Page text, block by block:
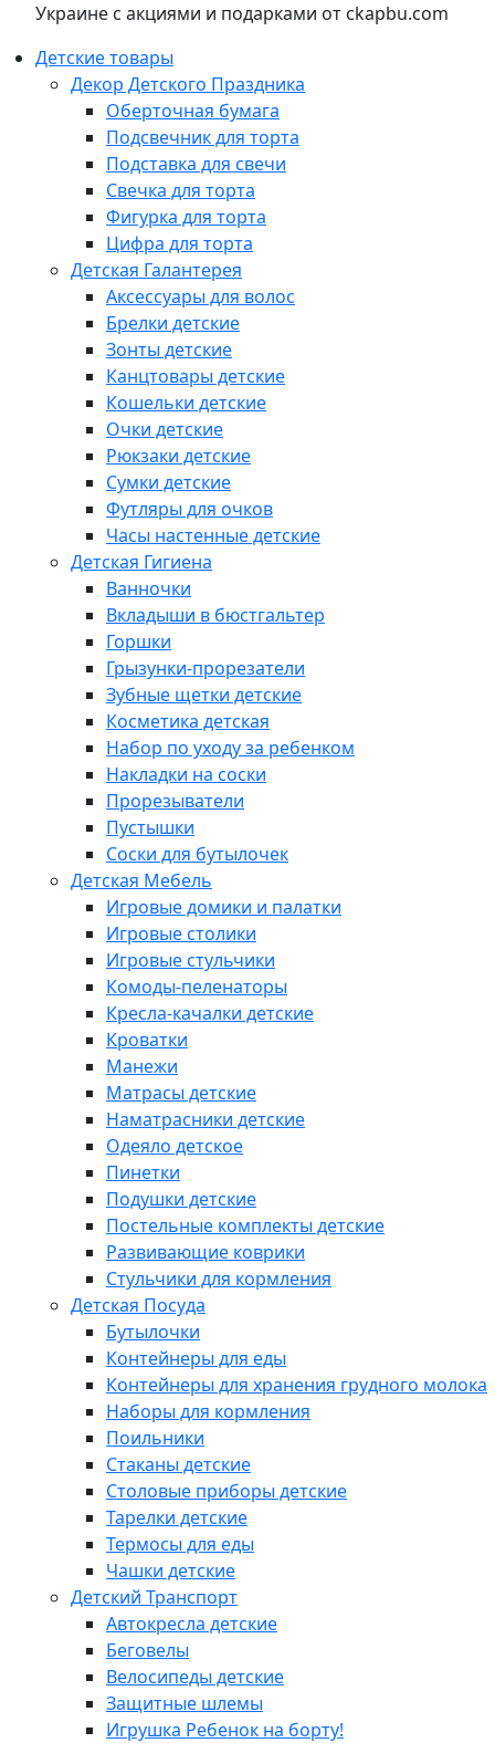
Украине с акциями и подарками от ckapbu.com
Детские товары
Декор Детского Праздника
Оберточная бумага
Подсвечник для торта
Подставка для свечи
Свечка для торта
Фигурка для торта
Цифра для торта
Детская Галантерея
Аксессуары для волос
Брелки детские
Зонты детские
Канцтовары детские
Кошельки детские
Очки детские
Рюкзаки детские
Сумки детские
Футляры для очков
Часы настенные детские
Детская Гигиена
Ванночки
Вкладыши в бюстгальтер
Горшки
Грызунки-прорезатели
Зубные щетки детские
Косметика детская
Набор по уходу за ребенком
Накладки на соски
Прорезыватели
Пустышки
Соски для бутылочек
Детская Мебель
Игровые домики и палатки
Игровые столики
Игровые стульчики
Комоды-пеленаторы
Кресла-качалки детские
Кроватки
Манежи
Матрасы детские
Наматрасники детские
Одеяло детское
Пинетки
Подушки детские
Постельные комплекты детские
Развивающие коврики
Стульчики для кормления
Детская Посуда
Бутылочки
Контейнеры для еды
Контейнеры для хранения грудного молока
Наборы для кормления
Поильники
Стаканы детские
Столовые приборы детские
Тарелки детские
Термосы для еды
Чашки детские
Детский Транспорт
Автокресла детские
Беговелы
Велосипеды детские
Защитные шлемы
Игрушка Ребенок на борту!